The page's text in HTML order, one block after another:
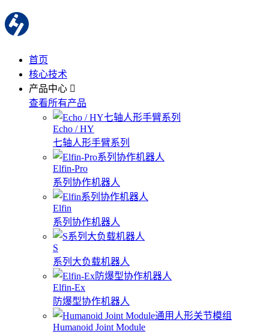
首页
核心技术
产品中心
查看所有产品
Echo / HY
七轴人形手臂系列
Elfin-Pro
系列协作机器人
Elfin
系列协作机器人
S
系列大负载机器人
Elfin-Ex
防爆型协作机器人
Humanoid Joint Module